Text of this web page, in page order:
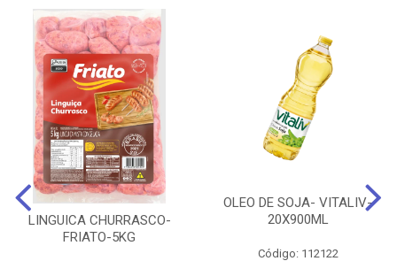
LINGUICA CHURRASCO-
FRIATO-5KG
OLEO DE SOJA- VITALIV-
20X900ML
Código: 112122